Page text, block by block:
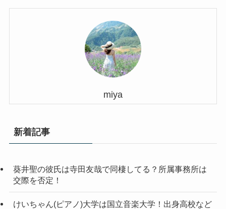
miya
新着記事
葵井聖の彼氏は寺田友哉で同棲してる？所属事務所は
交際を否定！
けいちゃん(ピアノ)大学は国立音楽大学！出身高校など